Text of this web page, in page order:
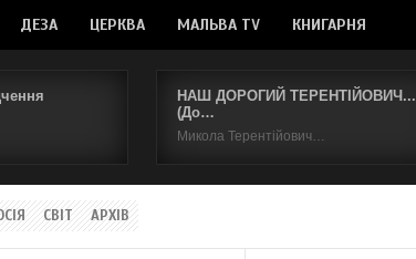
ДЕЗА ЦЕРКВА МАЛЬВА TV КНИГАРНЯ
НАШ ДОРОГИЙ ТЕРЕНТІЙОВИЧ...
(До…
Микола Терентійович…
СВІТ АРХІВ